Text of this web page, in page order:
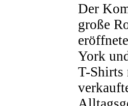
Der
große
York
T-Shirts